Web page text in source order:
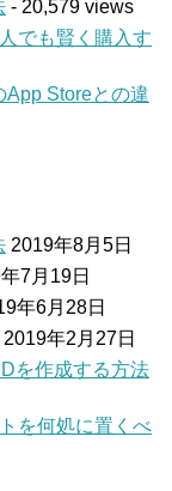
- 20,579 views
でも賢く購入す
Storeとの違
2019年8月5日
7月19日
年6月28日
2019年2月27日
を作成する方法
を何処に置くべ